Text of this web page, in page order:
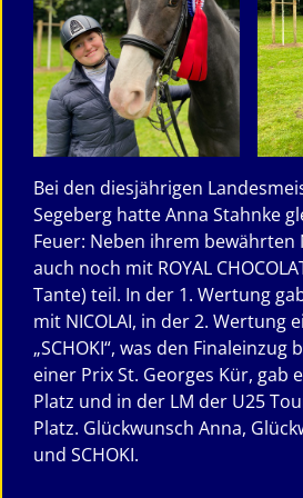
Bei den diesjährigen
Segeberg hatte Anna Stahnke
Feuer: Neben ihrem bewährten
auch noch mit ROYAL
Tante) teil. In der 1. Wertung
mit NICOLAI, in der 2. Wertung
„SCHOKI“, was den Finaleinzug
einer Prix St. Georges Kür, gab
Platz und in der LM der U25
Platz. Glückwunsch Anna,
und SCHOKI.